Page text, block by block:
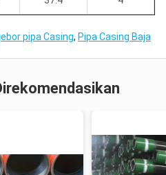
pipa Casing, Pipa Casing Baja